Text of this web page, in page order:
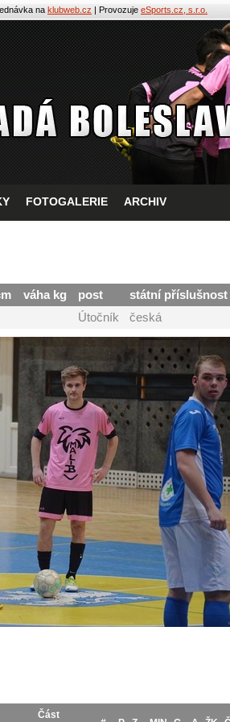
na klubweb.cz | Provozuje eSports.cz, s.r.o.
FOTOGALERIE ARCHIV
váha kg post
státní příslušnost
Útočník česká
Část